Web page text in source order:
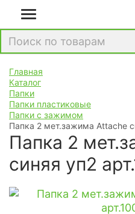
Главная
Каталог
Папки
Папки пластиковые
Папки с зажимом
Папка 2 мет.зажима Attache
Папка 2
синяя уп2